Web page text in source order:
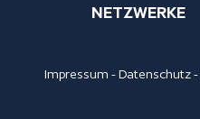
NETZWERKE
Impressum -Datenschutz-